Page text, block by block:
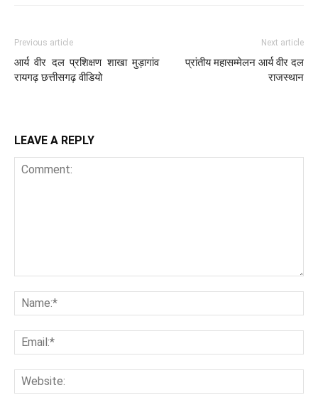
Previous article
आर्य वीर दल प्रशिक्षण शाखा मुड़ागांव
रायगढ़ छत्तीसगढ़ वीडियो
Next article
प्रांतीय महासम्मेलन आर्य वीर दल
राजस्थान
LEAVE A REPLY